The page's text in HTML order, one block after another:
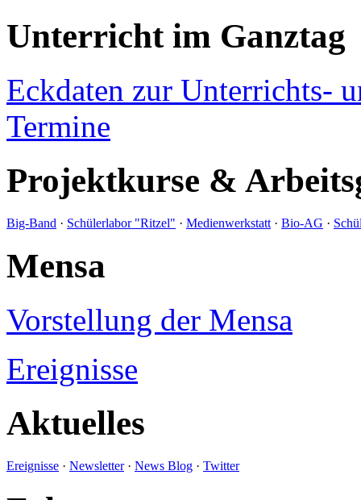
Unterricht im Ganztag
Eckdaten zur Unterrichts-
Termine
Projektkurse &
Big-Band · Schülerlabor "Ritzel" · Medienwerkstatt · Bio-AG ·
Mensa
Vorstellung der Mensa
Ereignisse
Aktuelles
Ereignisse · Newsletter· News Blog · Twitter